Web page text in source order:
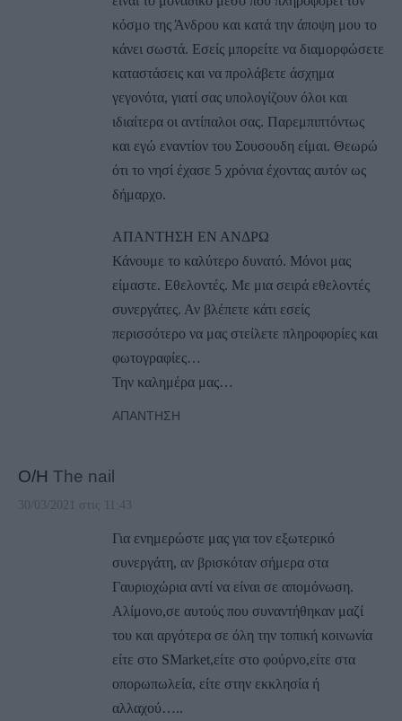
κόσμο της Άνδρου και κατά την άποψη μου το
κάνει σωστά. Εσείς μπορείτε να διαμορφώσετε
καταστάσεις και να προλάβετε άσχημα
γεγονότα, γιατί σας υπολογίζουν όλοι και
ιδιαίτερα οι αντίπαλοι σας. Παρεμπιπτόντως
και εγώ εναντίον του Σουσουδη είμαι. Θεωρώ
ότι το νησί έχασε 5 χρόνια έχοντας αυτόν ως
δήμαρχο.
ΑΠΑΝΤΗΣΗ ΕΝ ΑΝΔΡΩ
Κάνουμε το καλύτερο δυνατό. Μόνοι μας
είμαστε. Εθελοντές. Με μια σειρά εθελοντές
συνεργάτες. Αν βλέπετε κάτι εσείς
περισσότερο να μας στείλετε πληροφορίες και
φωτογραφίες…
Την καλημέρα μας…
ΑΠΆΝΤΗΣΗ
Ο/Η The nail
30/03/2021 στις 11:43
Για ενημερώστε μας για τον εξωτερικό
συνεργάτη, αν βρισκόταν σήμερα στα
Γαυριοχώρια αντί να είναι σε απομόνωση.
Αλίμονο,σε αυτούς που συναντήθηκαν μαζί
του και αργότερα σε όλη την τοπική κοινωνία
είτε στο SMarket,είτε στο φούρνο,είτε στα
οπορωπωλεία, είτε στην εκκλησία ή
αλλαχού…..